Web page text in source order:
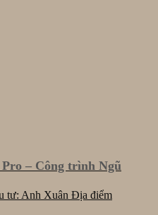
– Công trình Ngũ
tư: Anh Xuân Địa điểm